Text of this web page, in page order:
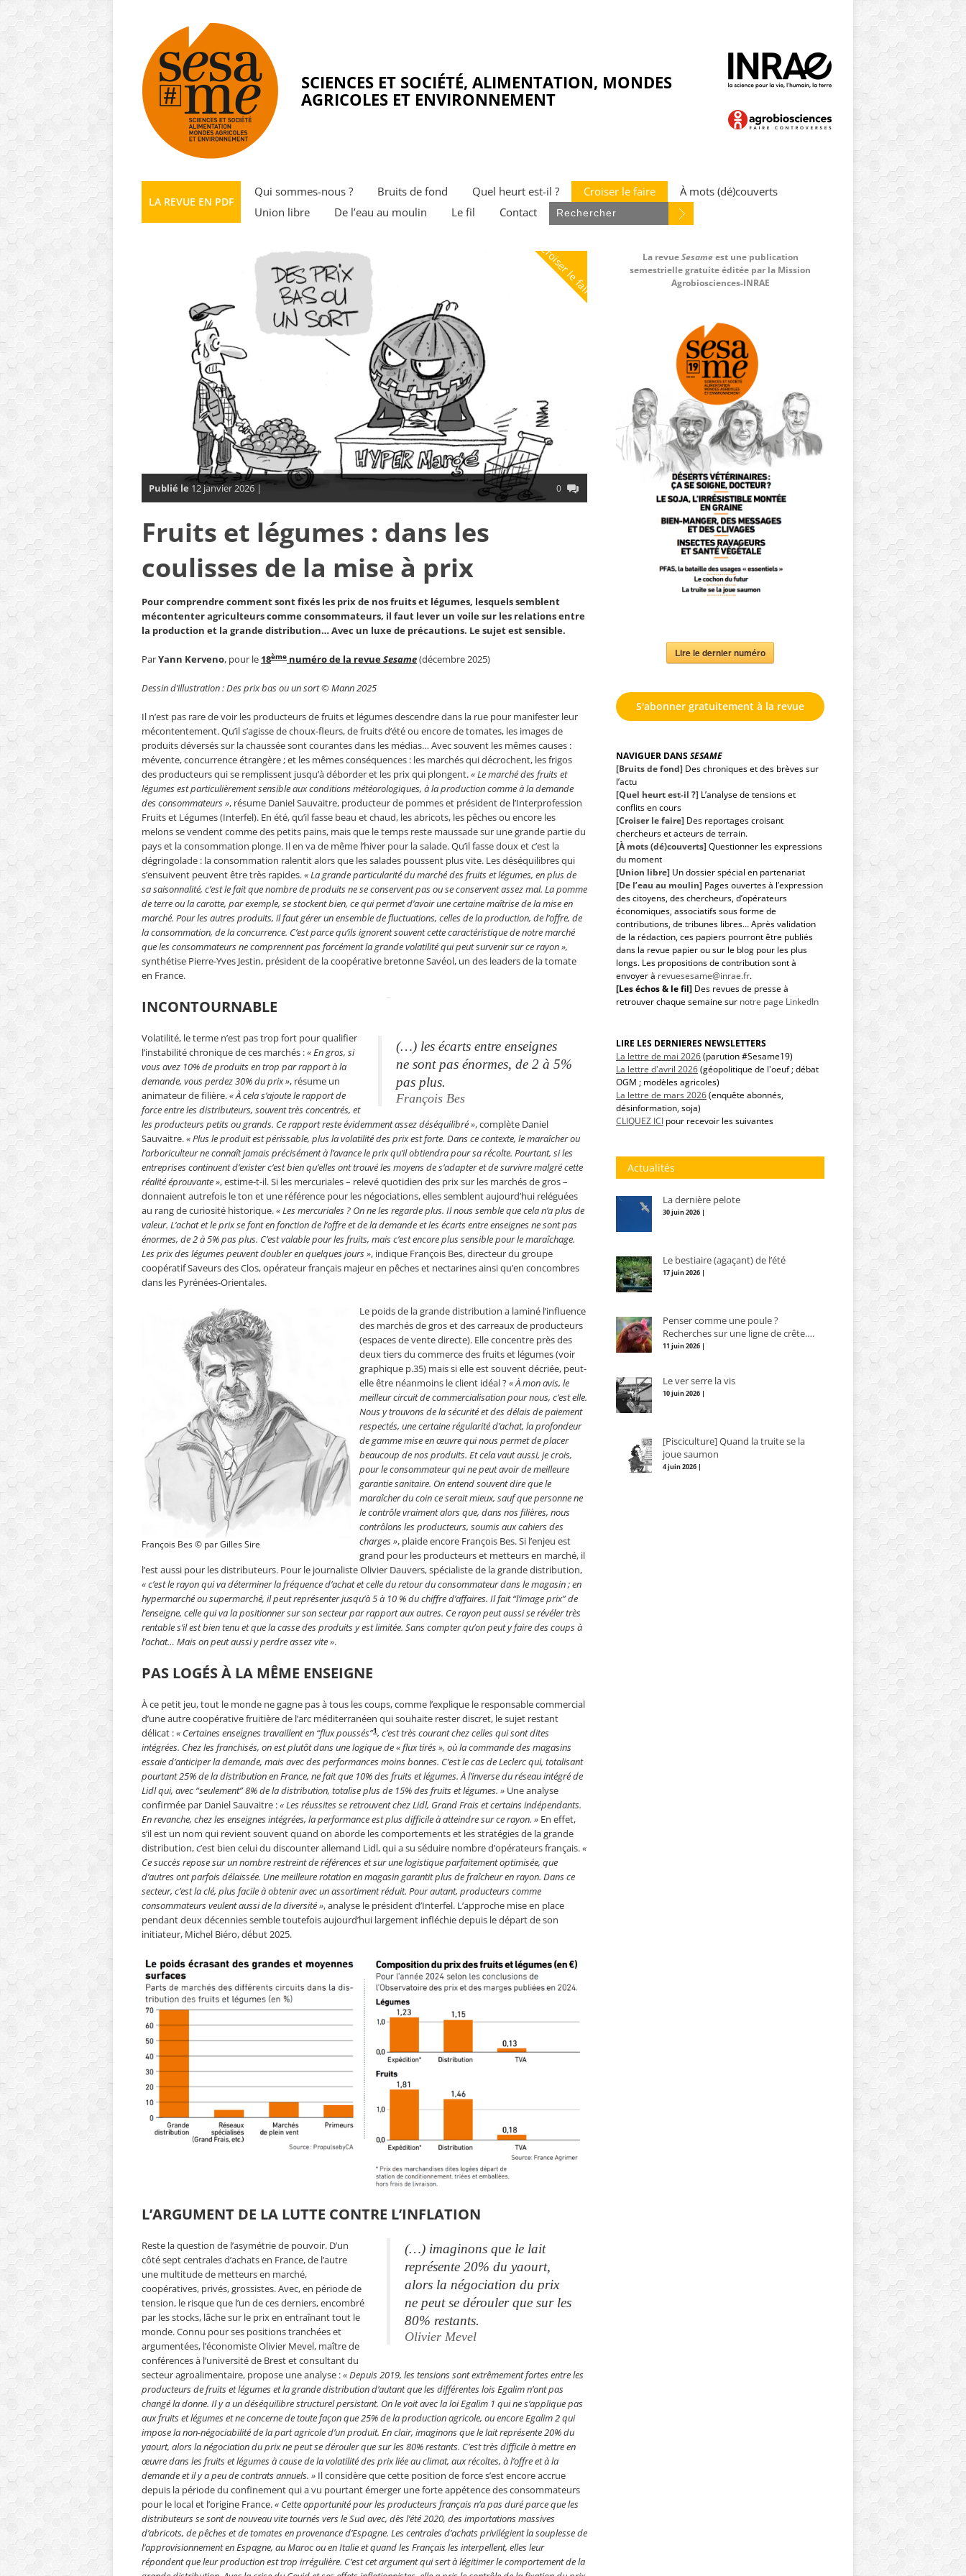
SCIENCES ET SOCIÉTÉ, ALIMENTATION, MONDES
AGRICOLES ET ENVIRONNEMENT
LA REVUE EN PDF
Qui sommes-nous ? Bruits de fond Quel heurt est-il ? Croiser le faire
À mots (dé)couverts
Union libre
De l’eau au moulin Le fil Contact
Croiser le faire
Publié le 12 janvier 2026 | 0
Fruits et légumes : dans les
coulisses de la mise à prix
Pour comprendre comment sont fixés les prix de nos fruits et légumes, lesquels semblent
mécontenter agriculteurs comme consommateurs, il faut lever un voile sur les relations entre
la production et la grande distribution… Avec un luxe de précautions. Le sujet est sensible.
ParYann Kerveno, pour le 18ème numéro de la revueSesame(décembre 2025)
Dessin d’illustration : Des prix bas ou un sort © Mann 2025
Il n’est pas rare de voir les producteurs de fruits et légumes descendre dans la rue pour manifester leur
mécontentement. Qu’il s’agisse de choux-fleurs, de fruits d’été ou encore de tomates, les images de
produits déversés sur la chaussée sont courantes dans les médias… Avec souvent les mêmes causes :
mévente, concurrence étrangère ; et les mêmes conséquences : les marchés qui décrochent, les frigos
des producteurs qui se remplissent jusqu’à déborder et les prix qui plongent.« Le marché des fruits et
légumes est particulièrement sensible aux conditions météorologiques, à la production comme à la demande
des consommateurs », résume Daniel Sauvaitre, producteur de pommes et président de l’Interprofession
Fruits et Légumes (Interfel). En été, qu’il fasse beau et chaud, les abricots, les pêches ou encore les
melons se vendent comme des petits pains, mais que le temps reste maussade sur une grande partie du
pays et la consommation plonge. Il en va de même l’hiver pour la salade. Qu’il fasse doux et c’est la
dégringolade : la consommation ralentit alors que les salades poussent plus vite. Les déséquilibres qui
s’ensuivent peuvent être très rapides.« La grande particularité du marché des fruits et légumes, en plus de
sa saisonnalité, c’est le fait que nombre de produits ne se conservent pas ou se conservent assez mal. La pomme
de terre ou la carotte, par exemple, se stockent bien, ce qui permet d’avoir une certaine maîtrise de la mise en
marché. Pour les autres produits, il faut gérer un ensemble de fluctuations, celles de la production, de l’offre, de
la consommation, de la concurrence. C’est parce qu’ils ignorent souvent cette caractéristique de notre marché
que les consommateurs ne comprennent pas forcément la grande volatilité qui peut survenir sur ce rayon »,
synthétise Pierre-Yves Jestin, président de la coopérative bretonne Savéol, un des leaders de la tomate
en France.
INCONTOURNABLE
(…) les écarts entre enseignes
ne sont pas énormes, de 2 à 5%
pas plus.
François Bes
Volatilité, le terme n’est pas trop fort pour qualifier
l’instabilité chronique de ces marchés :« En gros, si
vous avez 10% de produits en trop par rapport à la
demande, vous perdez 30% du prix », résume un
animateur de filière.« À cela s’ajoute le rapport de
force entre les distributeurs, souvent très concentrés, et
les producteurs petits ou grands. Ce rapport reste évidemment assez déséquilibré », complète Daniel
Sauvaitre.« Plus le produit est périssable, plus la volatilité des prix est forte. Dans ce contexte, le maraîcher ou
l’arboriculteur ne connaît jamais précisément à l’avance le prix qu’il obtiendra pour sa récolte. Pourtant, si les
entreprises continuent d’exister c’est bien qu’elles ont trouvé les moyens de s’adapter et de survivre malgré cette
réalité éprouvante », estime-t-il. Si les mercuriales – relevé quotidien des prix sur les marchés de gros –
donnaient autrefois le ton et une référence pour les négociations, elles semblent aujourd’hui reléguées
au rang de curiosité historique.« Les mercuriales ? On ne les regarde plus. Il nous semble que cela n’a plus de
valeur. L’achat et le prix se font en fonction de l’offre et de la demande et les écarts entre enseignes ne sont pas
énormes, de 2 à 5% pas plus. C’est valable pour les fruits, mais c’est encore plus sensible pour le maraîchage.
Les prix des légumes peuvent doubler en quelques jours », indique François Bes, directeur du groupe
coopératif Saveurs des Clos, opérateur français majeur en pêches et nectarines ainsi qu’en concombres
dans les Pyrénées-Orientales.
François Bes © par Gilles Sire
Le poids de la grande distribution a laminé l’influence
des marchés de gros et des carreaux de producteurs
(espaces de vente directe). Elle concentre près des
deux tiers du commerce des fruits et légumes (voir
graphique p.35) mais si elle est souvent décriée, peut-
elle être néanmoins le client idéal ?« À mon avis, le
meilleur circuit de commercialisation pour nous, c’est elle.
Nous y trouvons de la sécurité et des délais de paiement
respectés, une certaine régularité d’achat, la profondeur
de gamme mise en œuvre qui nous permet de placer
beaucoup de nos produits. Et cela vaut aussi, je crois,
pour le consommateur qui ne peut avoir de meilleure
garantie sanitaire. On entend souvent dire que le
maraîcher du coin ce serait mieux, sauf que personne ne
le contrôle vraiment alors que, dans nos filières, nous
contrôlons les producteurs, soumis aux cahiers des
charges », plaide encore François Bes. Si l’enjeu est
grand pour les producteurs et metteurs en marché, il
l’est aussi pour les distributeurs. Pour le journaliste Olivier Dauvers, spécialiste de la grande distribution,
« c’est le rayon qui va déterminer la fréquence d’achat et celle du retour du consommateur dans le magasin ; en
hypermarché ou supermarché, il peut représenter jusqu’à 5 à 10 % du chiffre d’affaires. Il fait “l’image prix” de
l’enseigne, celle qui va la positionner sur son secteur par rapport aux autres. Ce rayon peut aussi se révéler très
rentable s’il est bien tenu et que la casse des produits y est limitée. Sans compter qu’on peut y faire des coups à
l’achat… Mais on peut aussi y perdre assez vite ».
PAS LOGÉS À LA MÊME ENSEIGNE
À ce petit jeu, tout le monde ne gagne pas à tous les coups, comme l’explique le responsable commercial
d’une autre coopérative fruitière de l’arc méditerranéen qui souhaite rester discret, le sujet restant
délicat :« Certaines enseignes travaillent en “flux poussés”1, c’est très courant chez celles qui sont dites
intégrées. Chez les franchisés, on est plutôt dans une logique de « flux tirés », où la commande des magasins
essaie d’anticiper la demande, mais avec des performances moins bonnes. C’est le cas de Leclerc qui, totalisant
pourtant 25% de la distribution en France, ne fait que 10% des fruits et légumes. À l’inverse du réseau intégré de
Lidl qui, avec “seulement” 8% de la distribution, totalise plus de 15% des fruits et légumes. » Une analyse
confirmée par Daniel Sauvaitre :« Les réussites se retrouvent chez Lidl, Grand Frais et certains indépendants.
En revanche, chez les enseignes intégrées, la performance est plus difficile à atteindre sur ce rayon. » En effet,
s’il est un nom qui revient souvent quand on aborde les comportements et les stratégies de la grande
distribution, c’est bien celui du discounter allemand Lidl, qui a su séduire nombre d’opérateurs français.«
Ce succès repose sur un nombre restreint de références et sur une logistique parfaitement optimisée, que
d’autres ont parfois délaissée. Une meilleure rotation en magasin garantit plus de fraîcheur en rayon. Dans ce
secteur, c’est la clé, plus facile à obtenir avec un assortiment réduit. Pour autant, producteurs comme
consommateurs veulent aussi de la diversité », analyse le président d’Interfel. L’approche mise en place
pendant deux décennies semble toutefois aujourd’hui largement infléchie depuis le départ de son
initiateur, Michel Biéro, début 2025.
L’ARGUMENT DE LA LUTTE CONTRE L’INFLATION
(…) imaginons que le lait
représente 20% du yaourt,
alors la négociation du prix
ne peut se dérouler que sur les
80% restants.
Olivier Mevel
Reste la question de l’asymétrie de pouvoir. D’un
côté sept centrales d’achats en France, de l’autre
une multitude de metteurs en marché,
coopératives, privés, grossistes. Avec, en période de
tension, le risque que l’un de ces derniers, encombré
par les stocks, lâche sur le prix en entraînant tout le
monde. Connu pour ses positions tranchées et
argumentées, l’économiste Olivier Mevel, maître de
conférences à l’université de Brest et consultant du
secteur agroalimentaire, propose une analyse :« Depuis 2019, les tensions sont extrêmement fortes entre les
producteurs de fruits et légumes et la grande distribution d’autant que les différentes lois Egalim n’ont pas
changé la donne. Il y a un déséquilibre structurel persistant. On le voit avec la loi Egalim 1 qui ne s’applique pas
aux fruits et légumes et ne concerne de toute façon que 25% de la production agricole, ou encore Egalim 2 qui
impose la non-négociabilité de la part agricole d’un produit. En clair, imaginons que le lait représente 20% du
yaourt, alors la négociation du prix ne peut se dérouler que sur les 80% restants. C’est très difficile à mettre en
œuvre dans les fruits et légumes à cause de la volatilité des prix liée au climat, aux récoltes, à l’offre et à la
demande et il y a peu de contrats annuels. » Il considère que cette position de force s’est encore accrue
depuis la période du confinement qui a vu pourtant émerger une forte appétence des consommateurs
pour le local et l’origine France.« Cette opportunité pour les producteurs français n’a pas duré parce que les
distributeurs se sont de nouveau vite tournés vers le Sud avec, dès l’été 2020, des importations massives
d’abricots, de pêches et de tomates en provenance d’Espagne. Les centrales d’achats privilégient la souplesse de
l’approvisionnement en Espagne, au Maroc ou en Italie et quand les Français les interpellent, elles leur
répondent que leur production est trop irrégulière. C’est cet argument qui sert à légitimer le comportement de la
La revueSesameest une publication
semestrielle gratuite éditée par la Mission
Agrobiosciences-INRAE
Lire le dernier numéro
S'abonner gratuitement à la revue
NAVIGUER DANSSESAME
[Bruits de fond] Des chroniques et des brèves sur
l’actu
[Quel heurt est-il ?] L’analyse de tensions et
conflits en cours
[Croiser le faire] Des reportages croisant
chercheurs et acteurs de terrain.
[À mots (dé)couverts]Questionner les expressions
du moment
[Union libre] Un dossier spécial en partenariat
[De l’eau au moulin] Pages ouvertes à l’expression
des citoyens, des chercheurs, d’opérateurs
économiques, associatifs sous forme de
contributions, de tribunes libres… Après validation
de la rédaction, ces papiers pourront être publiés
dans la revue papier ou sur le blog pour les plus
longs. Les propositions de contribution sont à
envoyer à revuesesame@inrae.fr.
[Les échos & le fil] Des revues de presse à
retrouver chaque semaine sur notre page LinkedIn
LIRE LES DERNIERES NEWSLETTERS
La lettre de mai 2026(parution #Sesame19)
La lettre d'avril 2026(géopolitique de l'oeuf ; débat
OGM ; modèles agricoles)
La lettre de mars 2026(enquête abonnés,
désinformation, soja)
CLIQUEZ ICI pour recevoir les suivantes
Actualités
La dernière pelote
30 juin 2026 |
Le bestiaire (agaçant) de l’été
17 juin 2026 |
Penser comme une poule ?
Recherches sur une ligne de crête….
11 juin 2026 |
Le ver serre la vis
10 juin 2026 |
[Pisciculture] Quand la truite se la
joue saumon
4 juin 2026 |